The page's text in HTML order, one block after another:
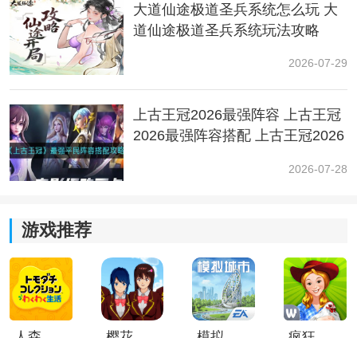
材料：蚕丝、寒铁叶
10.青铜猴面
材料：绵纱、蚕丝
11.行者戒箍
材料：绵纱
13.鳖宝头骨
入手方法：第三章长生大道刷鳖宝概率掉落
大道仙途极道圣兵系统怎么玩 大
道仙途极道圣兵系统玩法攻略
2026-07-29
上古王冠2026最强阵容 上古王冠
2026最强阵容搭配 上古王冠2026
2026-07-28
游戏推荐